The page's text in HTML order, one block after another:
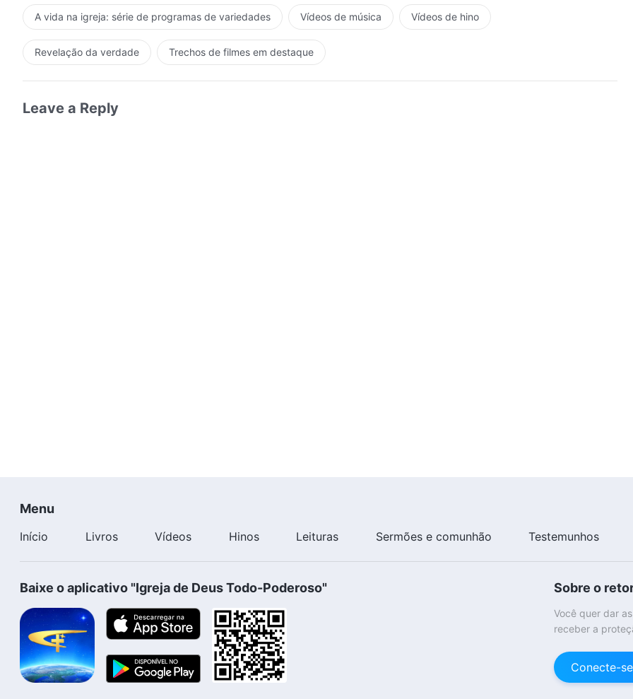
A vida na igreja: série de programas de variedades Vídeos de música Vídeos de hino
Revelação da verdade Trechos de filmes em destaque
Leave a Reply
Menu
Início Livros Vídeos Hinos Leituras Sermões e comunhão Testemunhos
Baixe o aplicativo "Igreja de Deus Todo-Poderoso" Sobre o
Você quer dar
receber a
Conecte-